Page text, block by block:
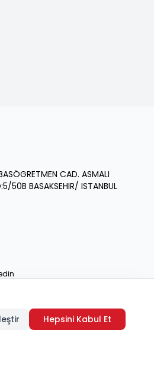
CAD. ASMALI
50B BASAKSEHIR/ ISTANBUL
Hepsini Kabul Et